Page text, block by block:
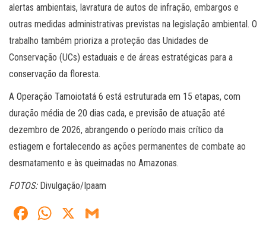
alertas ambientais, lavratura de autos de infração, embargos e
outras medidas administrativas previstas na legislação ambiental. O
trabalho também prioriza a proteção das Unidades de
Conservação (UCs) estaduais e de áreas estratégicas para a
conservação da floresta.
A Operação Tamoiotatá 6 está estruturada em 15 etapas, com
duração média de 20 dias cada, e previsão de atuação até
dezembro de 2026, abrangendo o período mais crítico da
estiagem e fortalecendo as ações permanentes de combate ao
desmatamento e às queimadas no Amazonas.
FOTOS:Divulgação/Ipaam
Fa
W
X